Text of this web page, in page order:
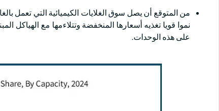
نموا قويا تغذيه أسعارها المنخفضة وتتلاءمها مع الهياكل
على هذه الوحدات.